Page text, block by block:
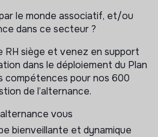
le monde associatif, et/ou
dans ce secteur ?
RH siège et venez en support
dans le déploiement du Plan
compétences pour nos 600
de l’alternance.
vous
bienveillante et dynamique